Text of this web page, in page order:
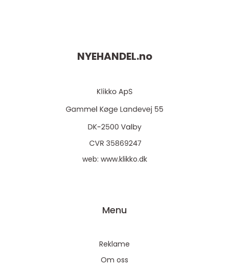
NYEHANDEL.no
web: www.klikko.dk
Menu
Reklame
Om oss